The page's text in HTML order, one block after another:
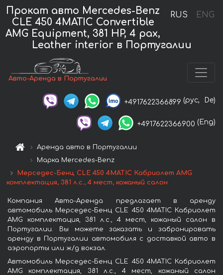
RUS ENG
Прокат авто Mercedes-Benz
CLE 450 4MATIC Convertible
AMG Equipment, 381 HP, 4 pax,
Leather interior в Португалии
Авто-Аренда в Португалии
+4917622366899 (рус, De)
+4917622366900 (Eng)
Аренда авто в Португалии
Марка Mercedes-Benz
Мерседес-Бенц CLE 450 4MATIC Кабриолет AMG
комплектация, 381 л.с., 4 мест, кожаный салон
Компания Авто-Аренда предлагает в аренду
автомобиль Мерседес-Бенц CLE 450 4MATIC Кабриолет
AMG комплектация, 381 л.с., 4 мест, кожаный салон в
Португалии. Вы можете заказать и забронировать
аренду в Португалии автомобиля с доставкой авто в
аэропорты или ж/д вокзал.
Автомобиль Мерседес-Бенц CLE 450 4MATIC Кабриолет
AMG комплектация, 381 л.с., 4 мест, кожаный салон